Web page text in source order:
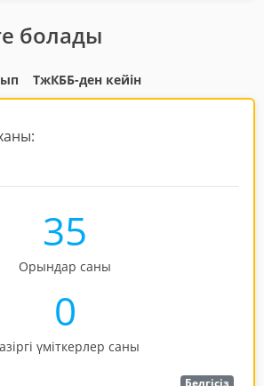
болады
ТжКББ-ден кейін
35
Орындар саны
0
үміткерлер саны